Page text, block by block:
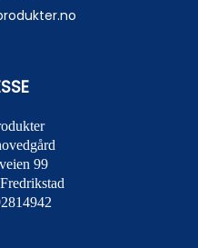
99